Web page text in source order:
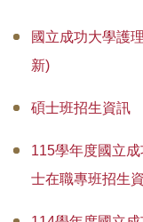
法規彙編
國立成功大學護
新)
碩士班招生資訊
115學年度 國立
士在職專班招生